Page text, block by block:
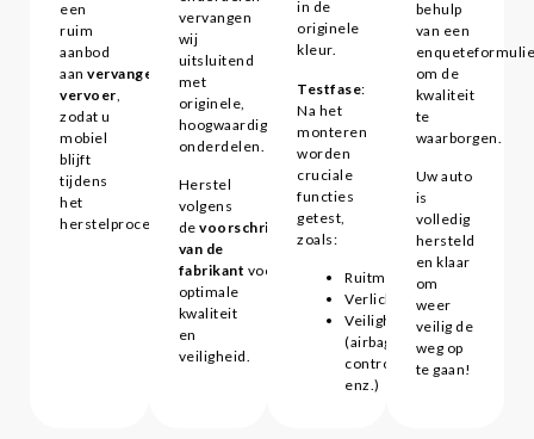
een
ruim
aanbod
aan vervangend
vervoer
zodat u
mobiel
blijft
tijdens
het
herstelproces.
vervangen
wij
uitsluitend
met
originele,
hoogwaardige
onderdelen.
Herstel
volgens
de voorschriften
van de
fabrikant voor
optimale
kwaliteit
en
veiligheid.
in de
originele
kleur.
Testfase:
Na het
monteren
worden
cruciale
functies
getest,
zoals:
Ruitmechanismen
Verlichting
Veiligheidssystemen
(airbags,
controlelampjes,
enz.)
behulp
van een
om de
kwaliteit
te
waarborgen.
Uw auto
is
volledig
hersteld
en klaar
om
weer
veilig de
weg op
te gaan!